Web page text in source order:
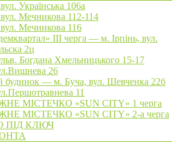
Українська 106а
Мечникова 112-114
вул. Мечникова 116
III черга — м. Ірпінь, вул.
2ц
Богдана Хмельницького 15-17
26
будинок — м. Буча, вул. Шевченка 22б
11
МІСТЕЧКО «SUN CITY» 1 черга
МІСТЕЧКО «SUN CITY» 2-а черга
ПІД КЛЮЧ